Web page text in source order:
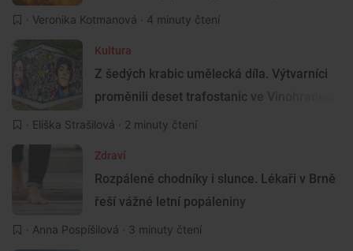
· Veronika Kotmanová · 4 minuty čtení
Kultura
Z šedých krabic umělecká díla. Výtvarníci
proměnili deset trafostanic ve Vinohradech
· Eliška Strašilová · 2 minuty čtení
Zdraví
Rozpálené chodníky i slunce. Lékaři v Brně
řeší vážné letní popáleniny
· Anna Pospíšilová · 3 minuty čtení